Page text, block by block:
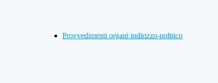
Provvedimenti organi indirizzo-politico